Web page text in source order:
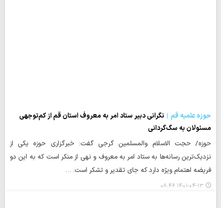
حوزه علمیه قم
نگرانی دبیر ستاد امر به معروف استان قم از کم‌توجهی
مسئولان به سگ‌گردانی
حوزه/ حجت الاسلام والمسلمین گرجی گفت: خبرگزاری حوزه یکی از
نزدیک‌ترین رسانه‌ها به ستاد امر به معروف و نهی از منکر است که به این دو
فریضه اهتمام ویژه دارد که جای تقدیر و تشکر است. …
۱۴۰۱-۰۴-۱۳ ۰۸:۴۶